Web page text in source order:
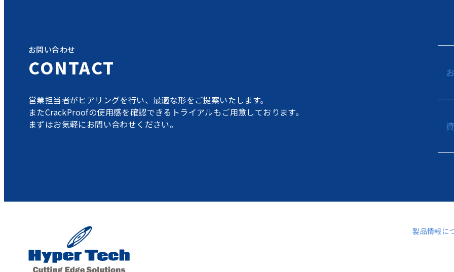
お問い合わせ
CONTACT
営業担当者がヒアリングを行い、最適な形をご提案いたします。
またCrackProofの使用感を確認できるトライアルもご用意しております。
まずはお気軽にお問い合わせください。
製品情報に